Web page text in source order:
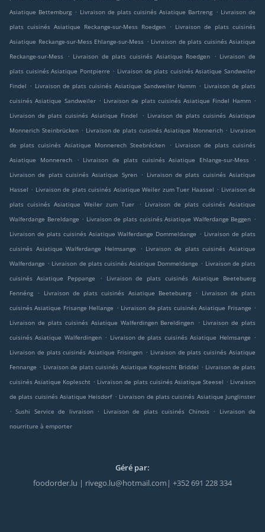
Asiatique Bettemburg . Livraison de plats cuisinés Asiatique Bartreng . Livraison de
plats cuisinés Asiatique Reckange-sur-Mess Roedgen
. Livraison de plats cuisinés
Asiatique Reckange-sur-Mess Ehlange-sur-Mess . Livraison de plats cuisinés Asiatique
Reckange-sur-Mess
. Livraison de plats cuisinés Asiatique Roedgen . Livraison de
plats cuisinés Asiatique Pontpierre . Livraison de plats cuisinés Asiatique Sandweiler
Findel . Livraison de plats cuisinés Asiatique Sandweiler Hamm . Livraison de plats
cuisinés Asiatique Sandweiler . Livraison de plats cuisinés Asiatique Findel Hamm .
Livraison de plats cuisinés Asiatique Findel
. Livraison de plats cuisinés Asiatique
Monnerich Steinbrücken . Livraison de plats cuisinés Asiatique Monnerich . Livraison
de plats cuisinés Asiatique Monnerech Steebrécken
. Livraison de plats cuisinés
Asiatique Monnerech
. Livraison de plats cuisinés Asiatique Ehlange-sur-Mess
.
Livraison de plats cuisinés Asiatique Syren . Livraison de plats cuisinés Asiatique
Hassel . Livraison de plats cuisinés Asiatique Weiler zum Tuer Haassel . Livraison de
plats cuisinés Asiatique Weiler zum Tuer
. Livraison de plats cuisinés Asiatique
Walferdange Bereldange . Livraison de plats cuisinés Asiatique Walferdange Beggen .
Livraison de plats cuisinés Asiatique Walferdange Dommeldange . Livraison de plats
cuisinés Asiatique Walferdange Helmsange
. Livraison de plats cuisinés Asiatique
Walferdange . Livraison de plats cuisinés Asiatique Dommeldange . Livraison de plats
cuisinés Asiatique Peppange
.
Livraison de plats cuisinés Asiatique Beetebuerg
Fennéng
. Livraison de plats cuisinés Asiatique Beetebuerg .
Livraison de plats
cuisinés Asiatique Frisange Hellange . Livraison de plats cuisinés Asiatique Frisange .
Livraison de plats cuisinés Asiatique Walferdingen Bereldingen . Livraison de plats
cuisinés Asiatique Walferdingen . Livraison de plats cuisinés Asiatique Helmsange .
Livraison de plats cuisinés Asiatique Frisingen . Livraison de plats cuisinés Asiatique
Fennange . Livraison de plats cuisinés Asiatique Koplescht Briddel . Livraison de plats
cuisinés Asiatique Koplescht . Livraison de plats cuisinés Asiatique Steesel . Livraison
de plats cuisinés Asiatique Heisdorf . Livraison de plats cuisinés Asiatique Junglinster
. Sushi Service de livraison . Livraison de plats cuisinés Chinois .
Livraison de
nourriture à emporter
Géré par:
foodorder.lu | rivego.lu@hotmail.com| +352 691 228 334